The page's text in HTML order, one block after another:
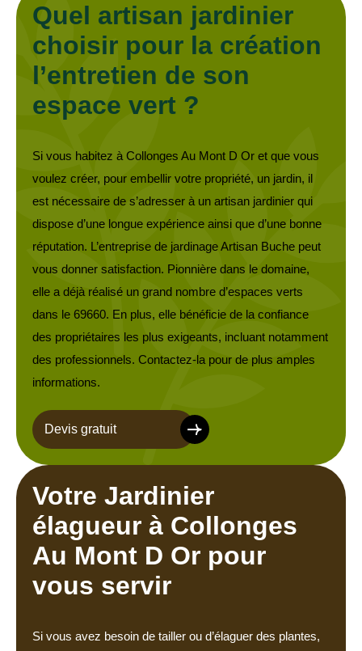
Quel artisan jardinier
choisir pour la création
l’entretien de son
espace vert ?
Si vous habitez à Collonges Au Mont D Or et que vous
voulez créer, pour embellir votre propriété, un jardin, il
est nécessaire de s’adresser à un artisan jardinier qui
dispose d’une longue expérience ainsi que d’une bonne
réputation. L’entreprise de jardinage Artisan Buche peut
vous donner satisfaction. Pionnière dans le domaine,
elle a déjà réalisé un grand nombre d’espaces verts
dans le 69660. En plus, elle bénéficie de la confiance
des propriétaires les plus exigeants, incluant notamment
des professionnels. Contactez-la pour de plus amples
informations.
Devis gratuit
Votre Jardinier
élagueur à Collonges
Au Mont D Or pour
vous servir
Si vous avez besoin de tailler ou d’élaguer des plantes,